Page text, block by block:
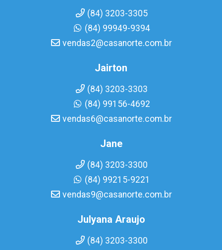
(84) 3203-3305
(84) 99949-9394
vendas2@casanorte.com.br
Jairton
(84) 3203-3303
(84) 99156-4692
vendas6@casanorte.com.br
Jane
(84) 3203-3300
(84) 99215-9221
vendas9@casanorte.com.br
Julyana Araujo
(84) 3203-3300